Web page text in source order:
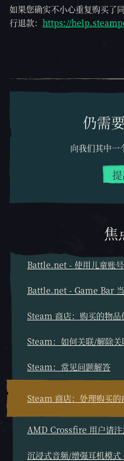
如果您确实不小心重复购买了
行退款： https://
仍需
向我们其中一
焦
Battle.net - 使用儿童账
Battle.net - Game Bar
Steam 商店：购买的物品
Steam：如何关联/解除
Steam：常见问题解答
Steam 商店：处理购买的
AMD Crossfire 用户请注
沉浸式音频/增强耳机模